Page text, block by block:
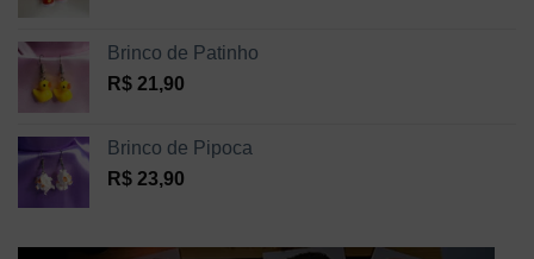
Brinco de Patinho
R$ 21,90
Brinco de Pipoca
R$ 23,90